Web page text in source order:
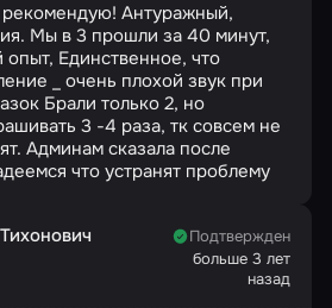
рекомендую! Антуражный,
Мы в 3 прошли за 40 минут,
Единственное, что
_ очень плохой звук при
Брали только 2, но
3 -4 раза, тк совсем не
Админам сказала после
что устранят проблему
Подтвержден
больше 3 лет
назад